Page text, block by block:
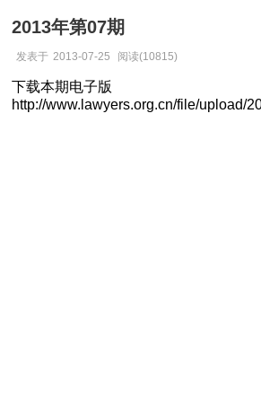
2013年第07期
发表于 2013-07-25 阅读(10815)
下载本期电子版
http://www.lawyers.org.cn/file/upload/